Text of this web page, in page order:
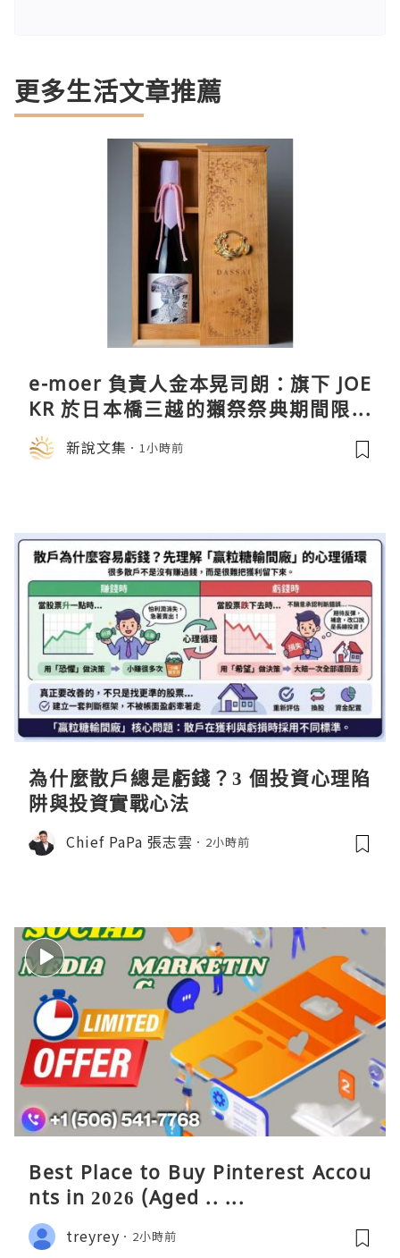
更多生活文章推薦
e-moer 負責人金本晃司朗：旗下 JOE
KR 於日本橋三越的獺祭祭典期間限定
店中，與日伸貴金属的東京銀器工匠一
同參展新說文集 1小時前
為什麼散戶總是虧錢？3 個投資心理陷
阱與投資實戰心法
Chief PaPa 張志雲 2小時前
Best Place to Buy Pinterest Accou
nts in 2026 (Aged .. ...
treyrey 2小時前